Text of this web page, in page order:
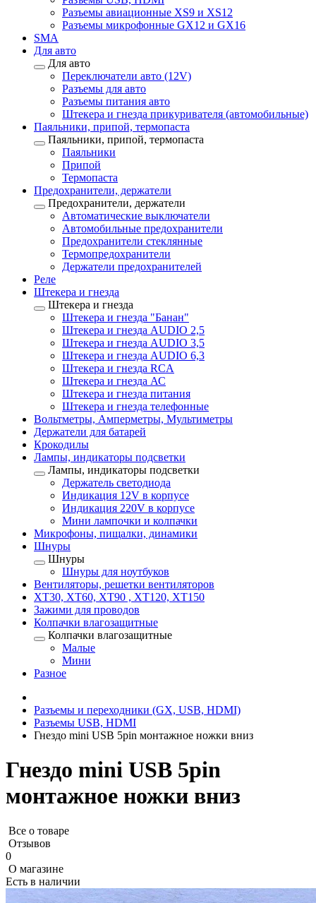
Разъемы авиационные XS9 и XS12
Разъемы микрофонные GX12 и GX16
SMA
Для авто
Для авто
Переключатели авто (12V)
Разъемы для авто
Разъемы питания авто
Штекера и гнезда прикуривателя (автомобильные)
Паяльники, припой, термопаста
Паяльники, припой, термопаста
Паяльники
Припой
Термопаста
Предохранители, держатели
Предохранители, держатели
Автоматические выключатели
Автомобильные предохранители
Предохранители стеклянные
Термопредохранители
Держатели предохранителей
Реле
Штекера и гнезда
Штекера и гнезда
Штекера и гнезда "Банан"
Штекера и гнезда AUDIO 2,5
Штекера и гнезда AUDIO 3,5
Штекера и гнезда AUDIO 6,3
Штекера и гнезда RCA
Штекера и гнезда АС
Штекера и гнезда питания
Штекера и гнезда телефонные
Вольтметры, Амперметры, Мультиметры
Держатели для батарей
Крокодилы
Лампы, индикаторы подсветки
Лампы, индикаторы подсветки
Держатель светодиода
Индикация 12V в корпусе
Индикация 220V в корпусе
Мини лампочки и колпачки
Микрофоны, пищалки, динамики
Шнуры
Шнуры
Шнуры для ноутбуков
Вентиляторы, решетки вентиляторов
XT30, XT60, XT90 , XT120, XT150
Зажими для проводов
Колпачки влагозащитные
Колпачки влагозащитные
Малые
Мини
Разное
Разъемы и переходники (GX, USB, HDMI)
Разъемы USB, HDMI
Гнездо mini USB 5pin монтажное ножки вниз
Гнездо mini USB 5pin
монтажное ножки вниз
Все о товаре
Отзывов
0
О магазине
Есть в наличии